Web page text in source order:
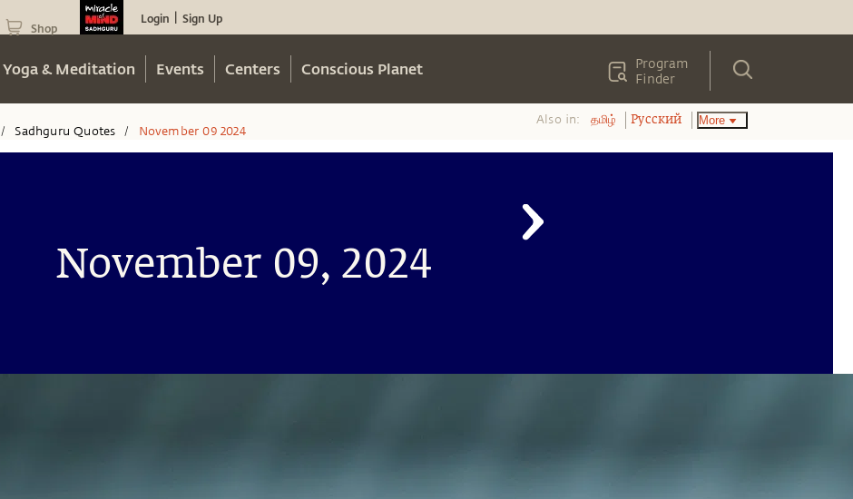
Shop
Login Sign Up
Yoga & Meditation Events Centers Conscious Planet
Program
Finder
/ Sadhguru Quotes / November 09 2024
Also in: தமிழ் Pусский More
November 09, 2024